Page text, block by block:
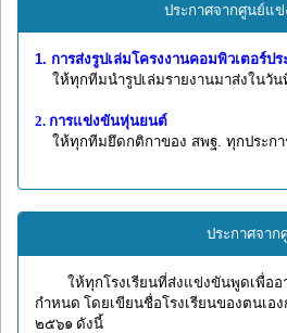
ประกาศจากศูนย์แ
1. การส่งรูปเล่มโครงงานคอมพิวเตอร์ป
ให้ทุกทีมนำรูปเล่มรายงานมาส่งในวั
2. การแข่งขันหุ่นยนต์
ให้ทุกทีมยึดกติกาของ สพฐ. ทุกประกา
ประกาศจา
ให้ทุกโรงเรียนที่ส่งแข่งขันพูดเพื่ออ
กำหนด โดยเขียนชื่อโรงเรียนของตนเอ
๒๕๖๑ ดังนี้